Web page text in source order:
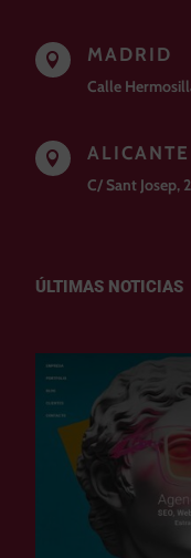
 MADRID
Calle
 ALICANTE
C/ Sant Josep,
ÚLTIMAS NOTICIAS